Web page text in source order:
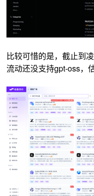
比较可惜的是，截止到
流动还没支持gpt-oss，